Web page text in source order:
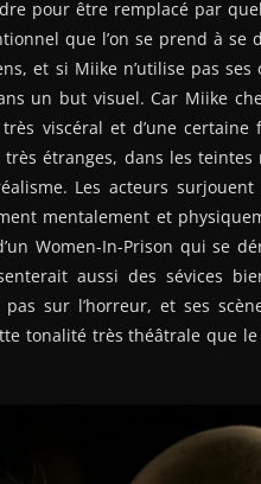
pour être remplacé par
que l’on se prend à se
et si Miike n’utilise pas ses
un but visuel. Car Miike
viscéral et d’une certaine
étranges, dans les teintes
Les acteurs
mentalement et
Women-In-Prison qui se
aussi des sévices
sur l’horreur, et ses
tonalité très théâtrale que le